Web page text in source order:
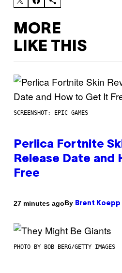
MORE
LIKE THIS
SCREENSHOT: EPIC GAMES
Perlica Fortnite
Release Date
Free
27 minutes agoBy Brent Koepp
PHOTO BY BOB BERG/GETTY IMAGES